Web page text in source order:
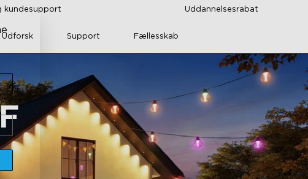
kundesupport Uddannelsesrabat
Udforsk Support Fællesskab